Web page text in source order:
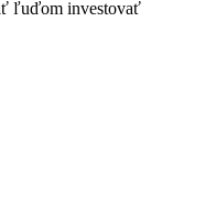
ľuďom investovať